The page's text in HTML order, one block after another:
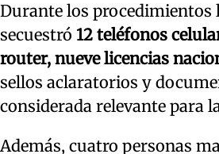
Durante los procedimientos
secuestró 12 teléfonos
router, nueve licencias
sellos aclaratorios y
considerada relevante para
Además, cuatro personas